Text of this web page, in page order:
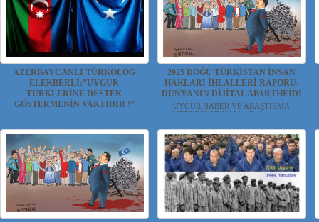
AZERBAYCANLI TÜRKOLOG
ELEKBERLİ:”UYGUR
TÜRKLERİNE DESTEK
GÖSTERMENİN VAKTIDIR !”
2025 DOĞU TÜRKİSTAN İNSAN
HAKLARI İHLALLERİ RAPORU:
DÜNYANIN DİJİTAL APARTHEİDİ
UYGUR HABER VE ARAŞTIRMA
MERKEZİ(UYHAM) Çin'in işgal...